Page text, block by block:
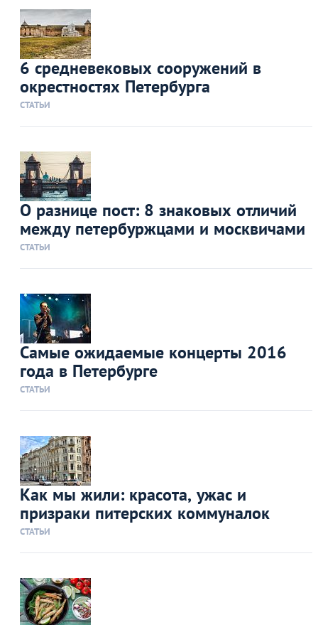
6 средневековых сооружений в
окрестностях Петербурга
СТАТЬИ
О разнице пост: 8 знаковых отличий
между петербуржцами и москвичами
СТАТЬИ
Самые ожидаемые концерты 2016
года в Петербурге
СТАТЬИ
Как мы жили: красота, ужас и
призраки питерских коммуналок
СТАТЬИ